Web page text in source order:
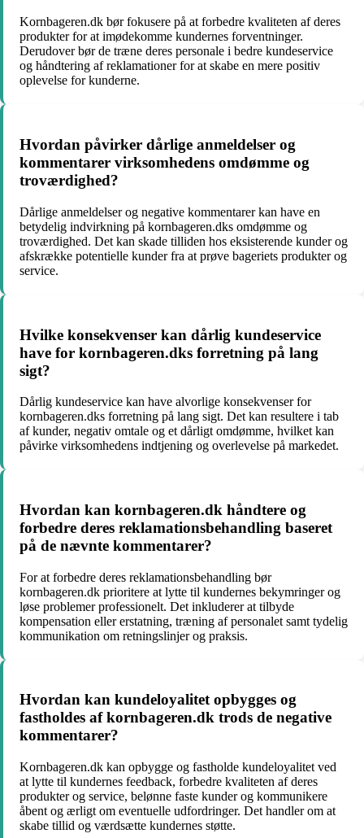
Kornbageren.dk bør fokusere på at forbedre kvaliteten af deres
produkter for at imødekomme kundernes forventninger.
Derudover bør de træne deres personale i bedre kundeservice
og håndtering af reklamationer for at skabe en mere positiv
oplevelse for kunderne.
Hvordan påvirker dårlige anmeldelser og
kommentarer virksomhedens omdømme og
troværdighed?
Dårlige anmeldelser og negative kommentarer kan have en
betydelig indvirkning på kornbageren.dks omdømme og
troværdighed. Det kan skade tilliden hos eksisterende kunder og
afskrække potentielle kunder fra at prøve bageriets produkter og
service.
Hvilke konsekvenser kan dårlig kundeservice
have for kornbageren.dks forretning på lang
sigt?
Dårlig kundeservice kan have alvorlige konsekvenser for
kornbageren.dks forretning på lang sigt. Det kan resultere i tab
af kunder, negativ omtale og et dårligt omdømme, hvilket kan
påvirke virksomhedens indtjening og overlevelse på markedet.
Hvordan kan kornbageren.dk håndtere og
forbedre deres reklamationsbehandling baseret
på de nævnte kommentarer?
For at forbedre deres reklamationsbehandling bør
kornbageren.dk prioritere at lytte til kundernes bekymringer og
løse problemer professionelt. Det inkluderer at tilbyde
kompensation eller erstatning, træning af personalet samt tydelig
kommunikation om retningslinjer og praksis.
Hvordan kan kundeloyalitet opbygges og
fastholdes af kornbageren.dk trods de negative
kommentarer?
Kornbageren.dk kan opbygge og fastholde kundeloyalitet ved
at lytte til kundernes feedback, forbedre kvaliteten af deres
produkter og service, belønne faste kunder og kommunikere
åbent og ærligt om eventuelle udfordringer. Det handler om at
skabe tillid og værdsætte kundernes støtte.